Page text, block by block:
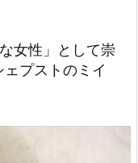
女性」として崇
プストのミイ